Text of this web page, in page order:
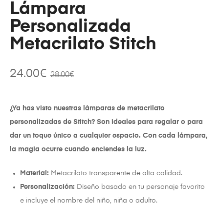
Lámpara
Personalizada
Metacrilato Stitch
28.00€
24.00€
¿Ya has visto nuestras lámparas de metacrilato
personalizadas de Stitch? Son ideales para regalar o para
dar un toque único a cualquier espacio. Con cada lámpara,
la magia ocurre cuando enciendes la luz.
Material: Metacrilato transparente de alta calidad.
Personalización: Diseño basado en tu personaje favorito
e incluye el nombre del niño, niña o adulto.